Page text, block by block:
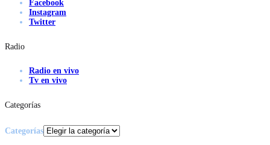
Facebook
Instagram
Twitter
Radio
Radio en vivo
Tv en vivo
Categorías
Categorías